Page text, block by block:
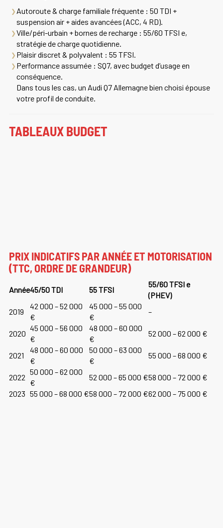
Autoroute & charge familiale fréquente: 50 TDI +
suspension air + aides avancées (ACC, 4 RD).
Ville/péri-urbain + bornes de recharge: 55/60 TFSI e,
stratégie de charge quotidienne.
Plaisir discret & polyvalent : 55 TFSI.
Performance assumée: SQ7, avec budget d’usage en
conséquence.
Dans tous les cas, un Audi Q7 Allemagnebien choisi épouse
votre profil de conduite.
TABLEAUX BUDGET
PRIX INDICATIFS PAR ANNÉE ET MOTORISATION
(TTC, ORDRE DE GRANDEUR)
Année45/50 TDI 55 TFSI
55/60 TFSI e
(PHEV)
2019
42 000 – 52 000
€
45 000 – 55 000
€
–
2020
45 000 – 56 000
€
48 000 – 60 000
€
52 000 – 62 000 €
2021
48 000 – 60 000
€
50 000 – 63 000
€
55 000 – 68 000 €
2022
50 000 – 62 000
€
52 000 – 65 000 €58 000 – 72 000 €
2023 55 000 – 68 000 €58 000 – 72 000 €62 000 – 75 000 €